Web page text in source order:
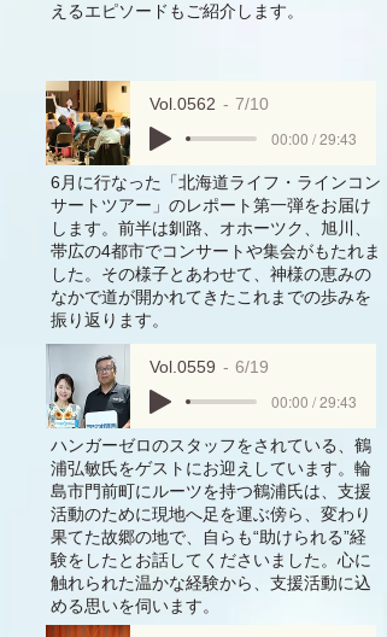
えるエピソードもご紹介します。
Vol.0562 7/10
00:00 / 29:43
6月に行なった「北海道ライフ・ラインコン
サートツアー」のレポート第一弾をお届け
します。前半は釧路、オホーツク、旭川、
帯広の4都市でコンサートや集会がもたれま
した。その様子とあわせて、神様の恵みの
なかで道が開かれてきたこれまでの歩みを
振り返ります。
Vol.0559 6/19
00:00 / 29:43
ハンガーゼロのスタッフをされている、鶴
浦弘敏氏をゲストにお迎えしています。輪
島市門前町にルーツを持つ鶴浦氏は、支援
活動のために現地へ足を運ぶ傍ら、変わり
果てた故郷の地で、自らも“助けられる”経
験をしたとお話してくださいました。心に
触れられた温かな経験から、支援活動に込
める思いを伺います。